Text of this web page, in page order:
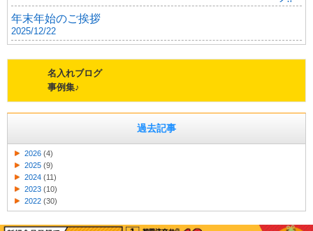
年末年始のご挨拶
2025/12/22
名入れブログ
事例集♪
過去記事
2026 (4)
2025 (9)
2024 (11)
2023 (10)
2022 (30)